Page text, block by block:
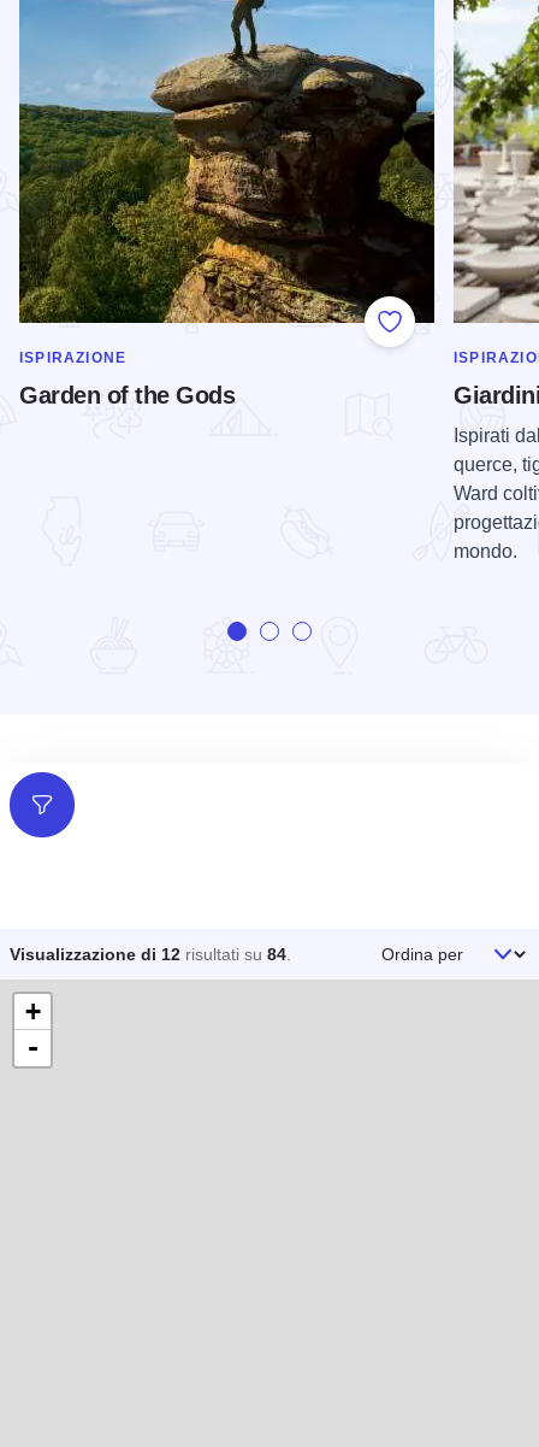
Add to Favorites
MOSTRA DI PIÙ NELLA CATEGORIA DI
ISPIRAZIONE
Garden of the Gods
MOSTRA
Ispirati
querce,
Ward
mondo.
Filtri
Visualizzazione di 12 risultati su 84 Ordina per
+
-